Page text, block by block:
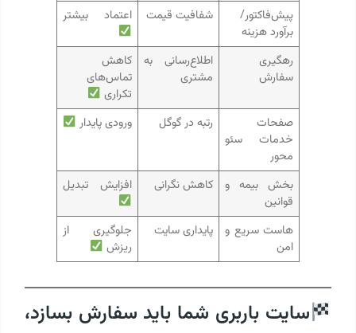
پیش‌فاکتور/
برآورد هزینه
شفافیت قیمت اعتماد بیشتر
رهگیری
سفارش
اطلاع‌رسانی به
مشتری
کاهش
تماس‌های
تکراری
صفحات
خدمات سئو
محور
رتبه در گوگل ورودی پایدار
بخش بیمه و
قوانین
کاهش نگرانی افزایش تبدیل
هاست سریع و
امن
پایداری سایت
جلوگیری از
ریزش
سایت باربری شما باید سفارش بسازد،